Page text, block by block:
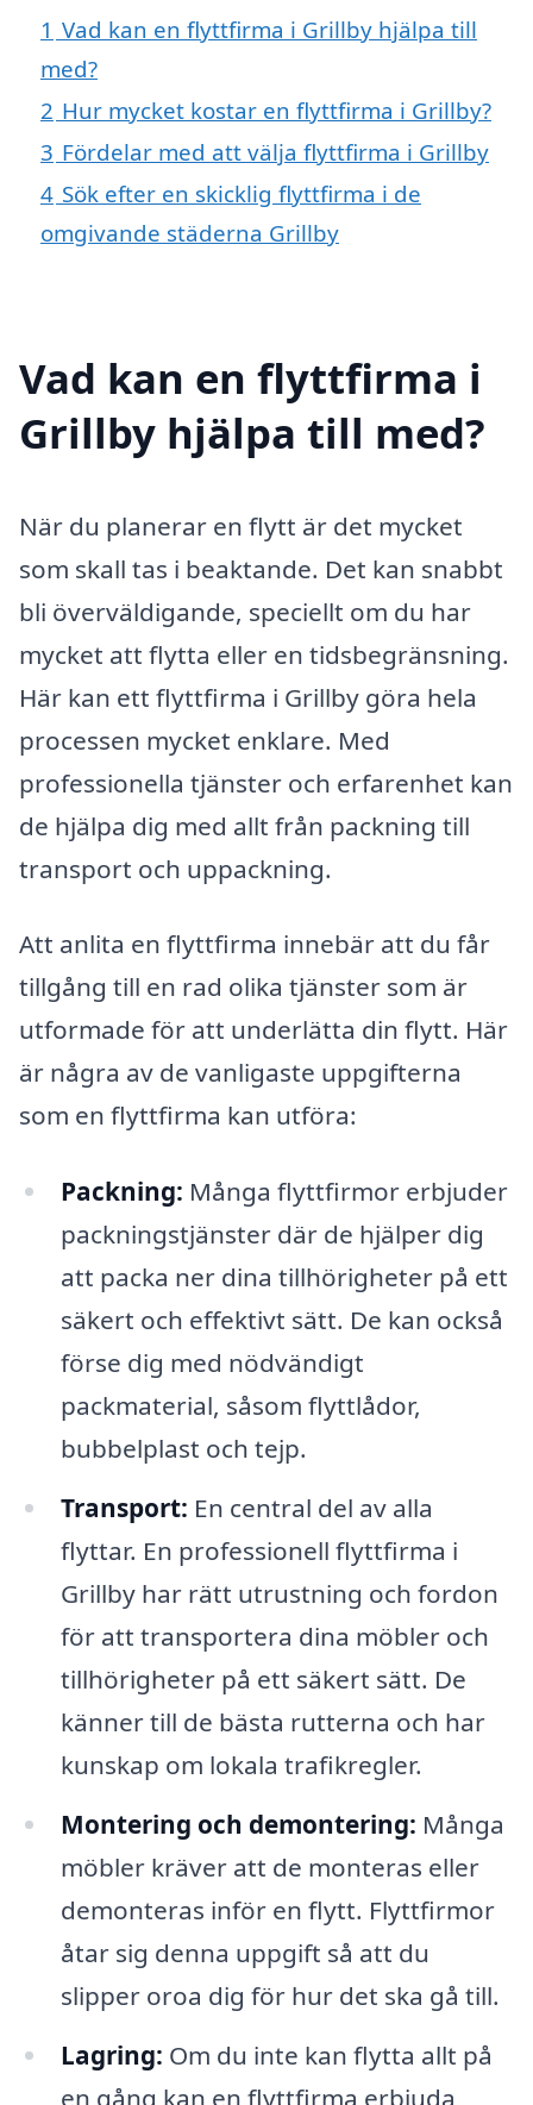
1 Vad kan en flyttfirma i Grillby hjälpa till
med?
2 Hur mycket kostar en flyttfirma i Grillby?
3 Fördelar med att välja flyttfirma i Grillby
4 Sök efter en skicklig flyttfirma i de
omgivande städerna Grillby
Vad kan en flyttfirma i
Grillby hjälpa till med?
När du planerar en flytt är det mycket
som skall tas i beaktande. Det kan snabbt
bli överväldigande, speciellt om du har
mycket att flytta eller en tidsbegränsning.
Här kan ett flyttfirma i Grillby göra hela
processen mycket enklare. Med
professionella tjänster och erfarenhet kan
de hjälpa dig med allt från packning till
transport och uppackning.
Att anlita en flyttfirma innebär att du får
tillgång till en rad olika tjänster som är
utformade för att underlätta din flytt. Här
är några av de vanligaste uppgifterna
som en flyttfirma kan utföra:
Packning: Många flyttfirmor erbjuder
packningstjänster där de hjälper dig
att packa ner dina tillhörigheter på ett
säkert och effektivt sätt. De kan också
förse dig med nödvändigt
packmaterial, såsom flyttlådor,
bubbelplast och tejp.
Transport: En central del av alla
flyttar. En professionell flyttfirma i
Grillby har rätt utrustning och fordon
för att transportera dina möbler och
tillhörigheter på ett säkert sätt. De
känner till de bästa rutterna och har
kunskap om lokala trafikregler.
Montering och demontering: Många
möbler kräver att de monteras eller
demonteras inför en flytt. Flyttfirmor
åtar sig denna uppgift så att du
slipper oroa dig för hur det ska gå till.
Lagring: Om du inte kan flytta allt på
en gång kan en flyttfirma erbjuda